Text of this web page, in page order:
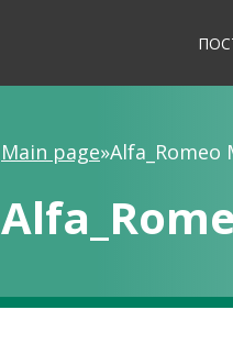
Main page»Alfa_Romeo